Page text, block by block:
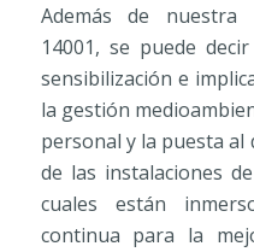
Además de nuestra
14001, se puede
sensibilización e
la gestión
personal y la puesta al
de las instalaciones
cuales están
continua para la